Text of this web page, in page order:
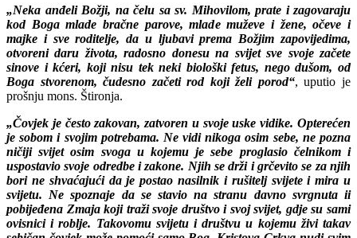
„Neka anđeli Božji, na čelu sa sv. Mihovilom, prate i zagovaraju
kod Boga mlade bračne parove, mlade muževe i žene, očeve i
majke i sve roditelje, da u ljubavi prema Božjim zapovijedima,
otvoreni daru života, radosno donesu na svijet sve svoje začete
sinove i kćeri, koji nisu tek neki biološki fetus, nego dušom, od
Boga stvorenom, čudesno začeti rod koji želi porod“, uputio je
prošnju mons. Štironja.
„Čovjek je često zakovan, zatvoren u svoje uske vidike. Opterećen
je sobom i svojim potrebama. Ne vidi nikoga osim sebe, ne pozna
ničiji svijet osim svoga u kojemu je sebe proglasio čelnikom i
uspostavio svoje odredbe i zakone. Njih se drži i grčevito se za njih
bori ne shvaćajući da je postao nasilnik i rušitelj svijete i mira u
svijetu. Ne spoznaje da se stavio na stranu davno svrgnuta ii
pobijeđena Zmaja koji traži svoje društvo i svoj svijet, gdje su sami
ovisnici i roblje. Takovomu svijetu i društvu u kojemu živi takav